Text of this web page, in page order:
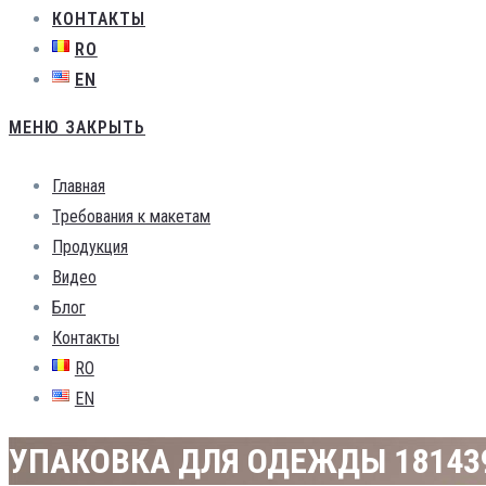
КОНТАКТЫ
RO
EN
МЕНЮ ЗАКРЫТЬ
Главная
Требования к макетам
Продукция
Видео
Блог
Контакты
RO
EN
УПАКОВКА ДЛЯ ОДЕЖДЫ